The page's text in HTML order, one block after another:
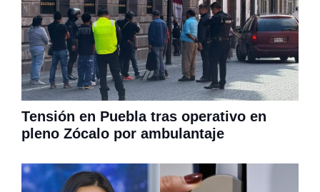
Tensión en Puebla tras operativo en
pleno Zócalo por ambulantaje